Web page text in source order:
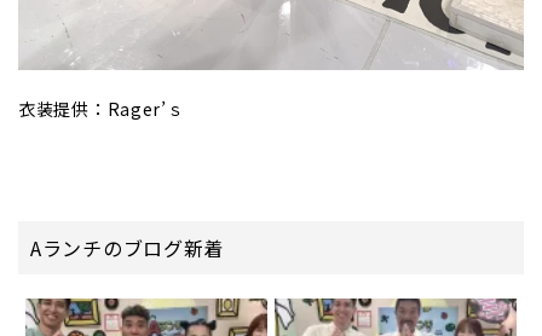
衣装提供：Rager’ｓ
Aランチのブログ新着